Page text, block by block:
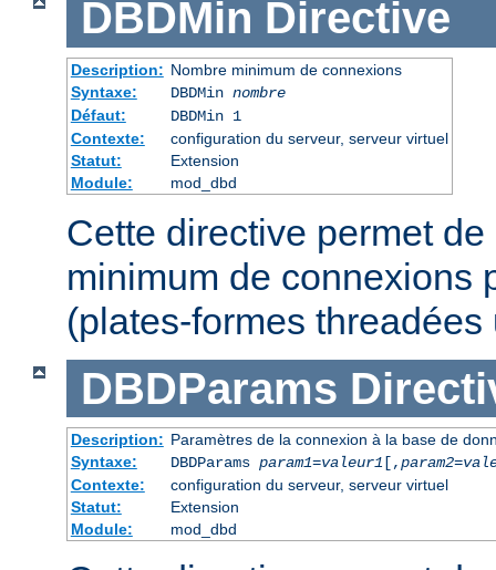
DBDMin Directive
Description: Nombre minimum de connexions
Syntaxe:
DBDMin nombre
Défaut:
DBDMin 1
Contexte:
configuration du serveur, serveur virtuel
Statut:
Extension
Module:
mod_dbd
Cette directive permet
minimum de connexions
(plates-formes
DBDParams
Description: Paramètres de la connexion à la base de
Syntaxe:
DBDParams param1=valeur1[,param2=
Contexte:
configuration du serveur, serveur virtuel
Statut:
Extension
Module:
mod_dbd